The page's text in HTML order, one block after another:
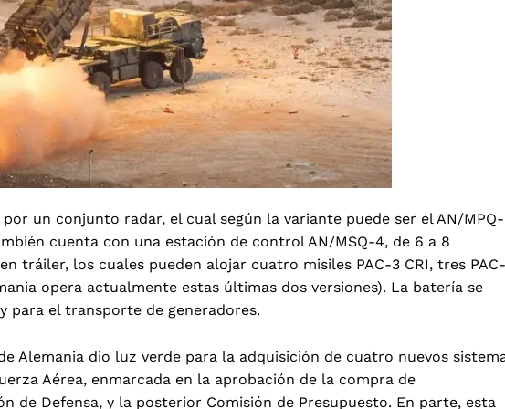
un conjunto radar, el cual según la variante puede ser el AN/MPQ-
cuenta con una estación de control AN/MSQ-4, de 6 a 8
tráiler, los cuales pueden alojar cuatro misiles PAC-3 CRI, tres
opera actualmente estas últimas dos versiones). La batería se
para el transporte de generadores.
Alemania dio luz verde para la adquisición de cuatro nuevos
Aérea, enmarcada en la aprobación de la compra de
de Defensa, y la posterior Comisión de Presupuesto. En parte, esta